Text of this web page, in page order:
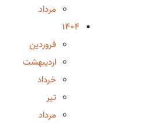
مرداد
1404
فروردین
اردیبهشت
خرداد
تیر
مرداد